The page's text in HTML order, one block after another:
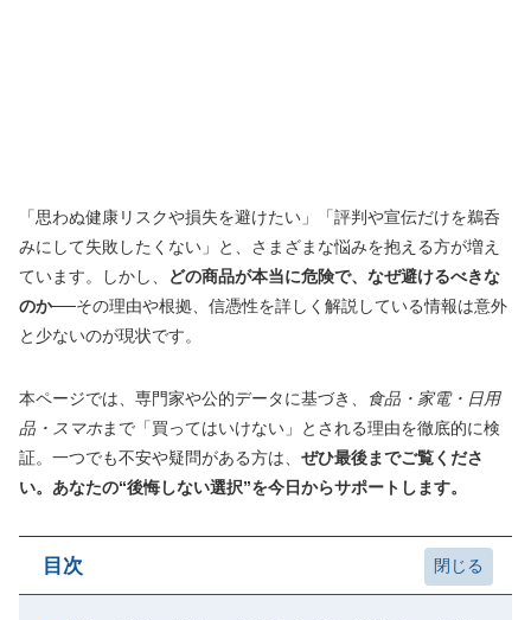
「思わぬ健康リスクや損失を避けたい」「評判や宣伝だけを鵜呑
みにして失敗したくない」と、さまざまな悩みを抱える方が増え
ています。しかし、
どの商品が本当に危険で、なぜ避けるべきな
のか──その理由や根拠、信憑性を詳しく解説している情報は意外
と少ないのが現状です。
本ページでは、専門家や公的データに基づき、
食品・家電・日用
品・スマホまで「買ってはいけない」とされる理由を徹底的に検
証。一つでも不安や疑問がある方は、 ぜひ最後までご覧くださ
い。あなたの“後悔しない選択”を今日からサポートします。
目次